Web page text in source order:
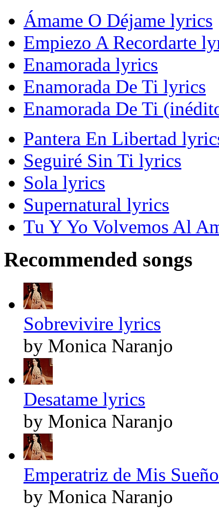
Ámame O Déjame lyrics
Empiezo A Recordarte
Enamorada lyrics
Enamorada De Ti lyrics
Enamorada De Ti
Pantera En Libertad
Seguiré Sin Ti lyrics
Sola lyrics
Supernatural lyrics
Tu Y Yo Volvemos Al
Recommended songs
Sobrevivire lyrics
by Monica Naranjo
Desatame lyrics
by Monica Naranjo
Emperatriz de Mis
by Monica Naranjo